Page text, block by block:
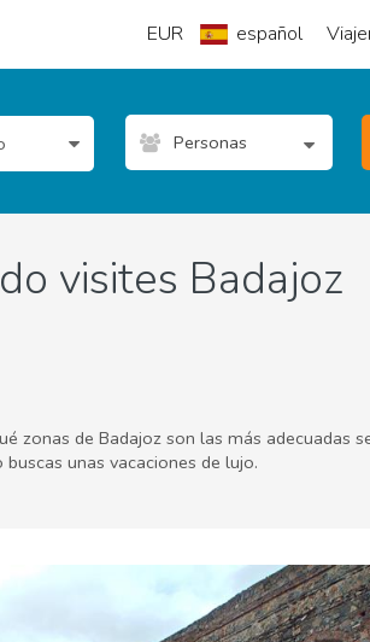
EUR español
Personas
visites Badajoz
zonas de Badajoz son las más adecuadas
unas vacaciones de lujo.